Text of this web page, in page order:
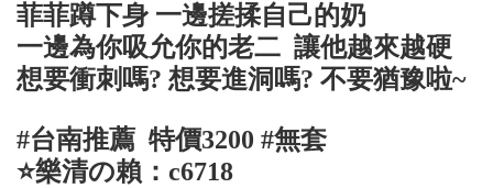
菲菲蹲下身 一邊搓揉自己的奶
一邊為你吸允你的老二 讓他越來越硬
想要衝刺嗎? 想要進洞嗎? 不要猶豫啦~
#台南推薦 特價3200 #無套
⭐️樂清の賴：c6718